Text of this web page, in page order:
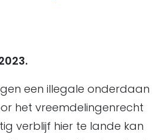
een illegale onderdaan
het vreemdelingenrecht
verblijf hier te lande kan